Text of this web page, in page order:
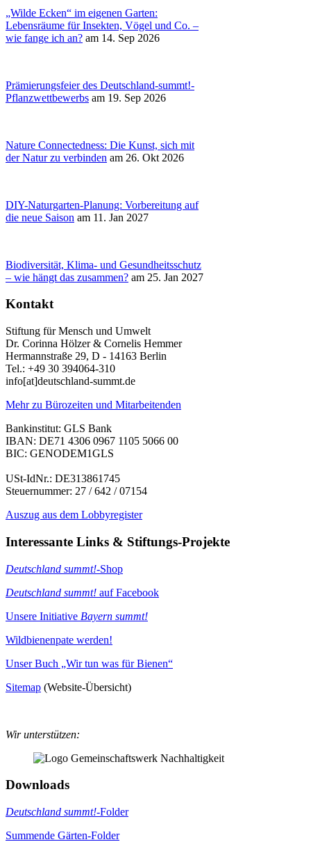
„Wilde Ecken“ im eigenen Garten:
Lebensräume für Insekten, Vögel und Co. –
wie fange ich an? am 14. Sep 2026
Prämierungsfeier des Deutschland-summt!-
Pflanzwettbewerbs am 19. Sep 2026
Nature Connectedness: Die Kunst, sich mit
der Natur zu verbinden am 26. Okt 2026
DIY-Naturgarten-Planung: Vorbereitung auf
die neue Saison am 11. Jan 2027
Biodiversität, Klima- und Gesundheitsschutz
– wie hängt das zusammen? am 25. Jan 2027
Kontakt
Stiftung für Mensch und Umwelt
Dr. Corinna Hölzer & Cornelis Hemmer
Hermannstraße 29, D - 14163 Berlin
Tel.: +49 30 394064-310
info[at]deutschland-summt.de
Mehr zu Bürozeiten und Mitarbeitenden
Bankinstitut: GLS Bank
IBAN: DE71 4306 0967 1105 5066 00
BIC: GENODEM1GLS
USt-IdNr.: DE313861745
Steuernummer: 27 / 642 / 07154
Auszug aus dem Lobbyregister
Interessante Links & Stiftungs-Projekte
Deutschland summt!-Shop
Deutschland summt! auf Facebook
Unsere Initiative Bayern summt!
Wildbienenpate werden!
Unser Buch „Wir tun was für Bienen“
Sitemap (Website-Übersicht)
Wir unterstützen:
Downloads
Deutschland summt!-Folder
Summende Gärten-Folder